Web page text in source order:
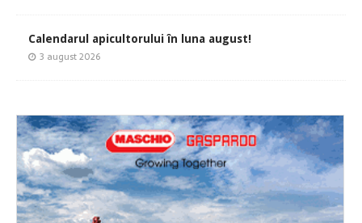
Calendarul apicultorului în luna august!
3 august 2026